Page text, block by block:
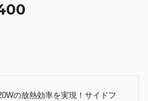
の放熱効率を実現！サイドフ